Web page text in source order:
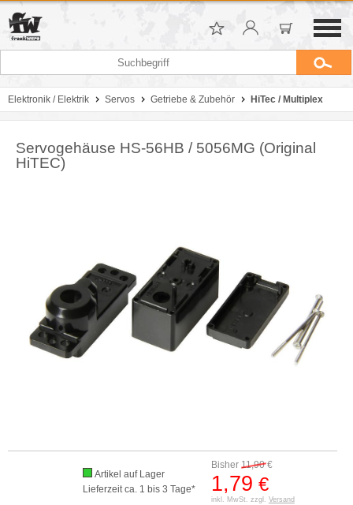
Elektronik / Elektrik Servos Getriebe & Zubehör HiTec / Multiplex
Servogehäuse HS-56HB / 5056MG (Original
HiTEC)
Bisher 11,90€
1,79 €
inkl. MwSt. zzgl. Versand
Artikel auf Lager
Lieferzeit ca. 1 bis 3 Tage*